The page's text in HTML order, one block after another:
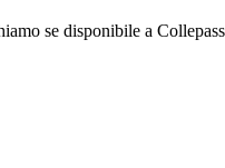
se disponibile a